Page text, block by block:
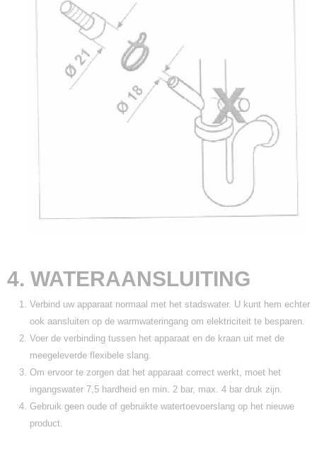
4. WATERAANSLUITING
Verbind uw apparaat normaal met het stadswater. U kunt hem echter
ook aansluiten op de warmwateringang om elektriciteit te besparen.
Voer de verbinding tussen het apparaat en de kraan uit met de
meegeleverde flexibele slang.
Om ervoor te zorgen dat het apparaat correct werkt, moet het
ingangswater 7,5 hardheid en min. 2 bar, max. 4 bar druk zijn.
Gebruik geen oude of gebruikte watertoevoerslang op het nieuwe
product.